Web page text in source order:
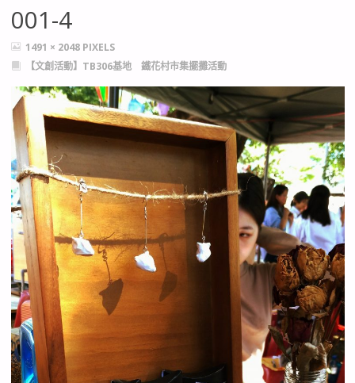
001-4
FULL
SIZE
1491 × 2048 PIXELS
【文創活動】TB306基地 鐵花村市集擺攤活動